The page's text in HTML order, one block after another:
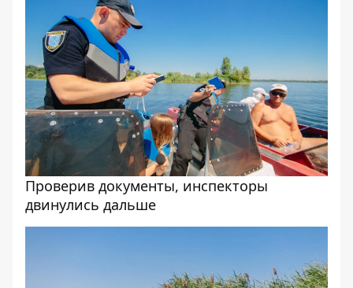
Проверив документы, инспекторы
двинулись дальше